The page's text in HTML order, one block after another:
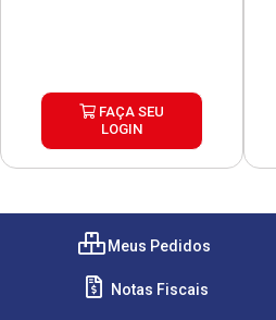
FAÇA SEU
LOGIN
Meus Pedidos
Notas Fiscais